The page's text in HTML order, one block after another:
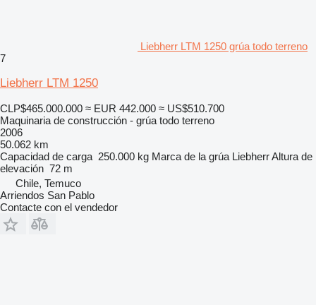
Liebherr LTM 1250 grúa todo terreno
7
Liebherr LTM 1250
CLP$465.000.000 ≈ EUR 442.000 ≈ US$510.700
Maquinaria de construcción - grúa todo terreno
2006
50.062 km
Capacidad de carga 250.000 kg Marca de la grúa LiebherrAltura de
elevación 72 m
Chile, Temuco
Arriendos San Pablo
Contacte con el vendedor